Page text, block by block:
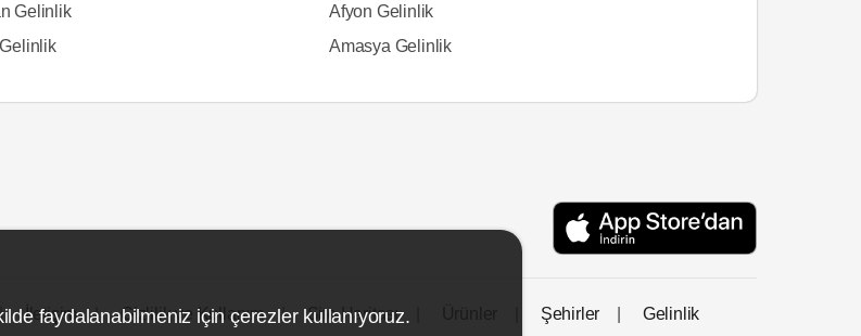
Gelinlik
Afyon Gelinlik
Amasya Gelinlik
İletişim Gizlilik ve Kullanım Site Haritası Şehirler Gelinlik
faydalanabilmeniz için çerezler kullanıyoruz.